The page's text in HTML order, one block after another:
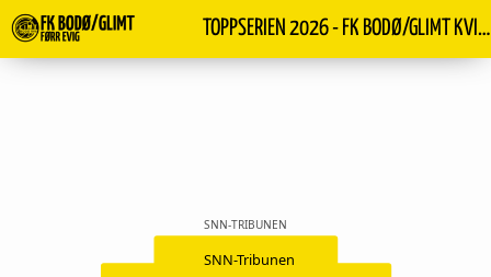
TOPPSERIEN 2026 - FK BODØ/GLIMT KVINNER- VÅLERENGA
SNN-Tribunen
SNN-TRIBUNEN